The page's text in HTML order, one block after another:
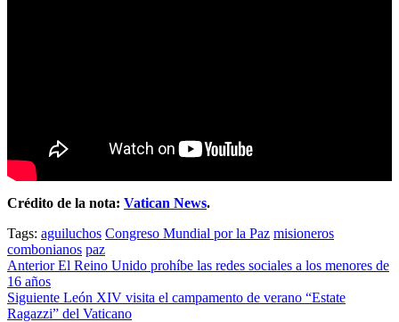
Crédito de la nota: Vatican News.
Tags: aguiluchos Congreso Mundial por la Paz misioneros
combonianos paz
Post
navigation
AnteriorEl Reino Unido prohíbe las redes sociales a los menores de
16 años
Siguiente León XIV visita el campamento de verano “Estate
Ragazzi” del Vaticano